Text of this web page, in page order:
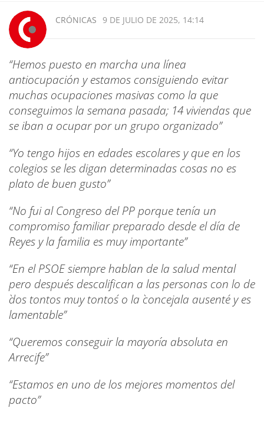
CRÓNICAS 9 DE JULIO DE 2025, 14:14
“Hemos puesto en marcha una línea
antiocupación y estamos consiguiendo evitar
muchas ocupaciones masivas como la que
conseguimos la semana pasada; 14 viviendas que
se iban a ocupar por un grupo organizado”
“Yo tengo hijos en edades escolares y que en los
colegios se les digan determinadas cosas no es
plato de buen gusto”
“No fui al Congreso del PP porque tenía un
compromiso familiar preparado desde el día de
Reyes y la familia es muy importante”
“En el PSOE siempre hablan de la salud mental
pero después descalifican a las personas con lo de
`dos tontos muy tontos´ o la `concejala ausente´ y es
lamentable”
“Queremos conseguir la mayoría absoluta en
Arrecife”
“Estamos en uno de los mejores momentos del
pacto”